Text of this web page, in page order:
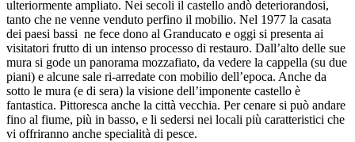
ulteriormente ampliato. Nei secoli il castello andò deteriorandosi,
tanto che ne venne venduto perfino il mobilio. Nel 1977 la casata
dei paesi bassi ne fece dono al Granducato e oggi si presenta ai
visitatori frutto di un intenso processo di restauro. Dall’alto delle sue
mura si gode un panorama mozzafiato, da vedere la cappella (su due
piani) e alcune sale ri-arredate con mobilio dell’epoca. Anche da
sotto le mura (e di sera) la visione dell’imponente castello è
fantastica. Pittoresca anche la città vecchia. Per cenare si può andare
fino al fiume, più in basso, e li sedersi nei locali più caratteristici che
vi offriranno anche specialità di pesce.